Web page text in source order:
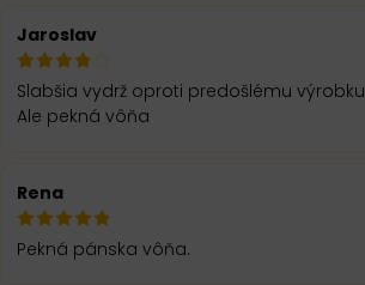
Jaroslav
Slabšia vydrž oproti predošlému výrobku
Ale pekná vôňa
Rena
Pekná pánska vôňa.